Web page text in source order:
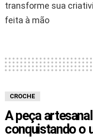
transforme sua
feita à mão
CROCHE
A peça
conquistando o